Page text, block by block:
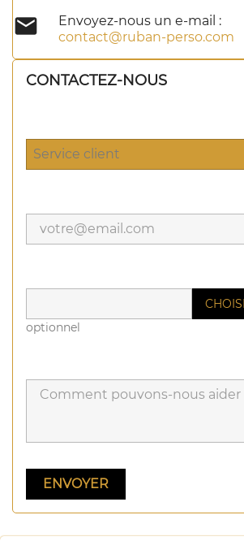

Envoyez-nous un e-mail :
contact@ruban-perso.com
CONTACTEZ-NOUS
optionnel